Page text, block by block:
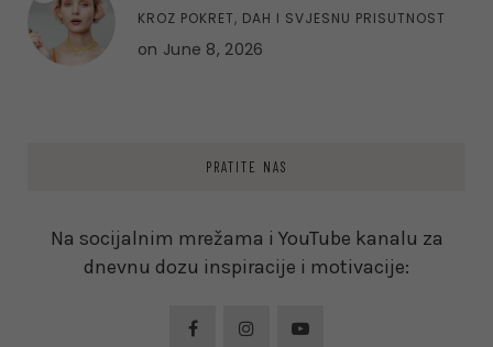
KROZ POKRET, DAH I SVJESNU PRISUTNOST
on June 8, 2026
PRATITE NAS
Na socijalnim mrežama i YouTube kanalu za
dnevnu dozu inspiracije i motivacije: